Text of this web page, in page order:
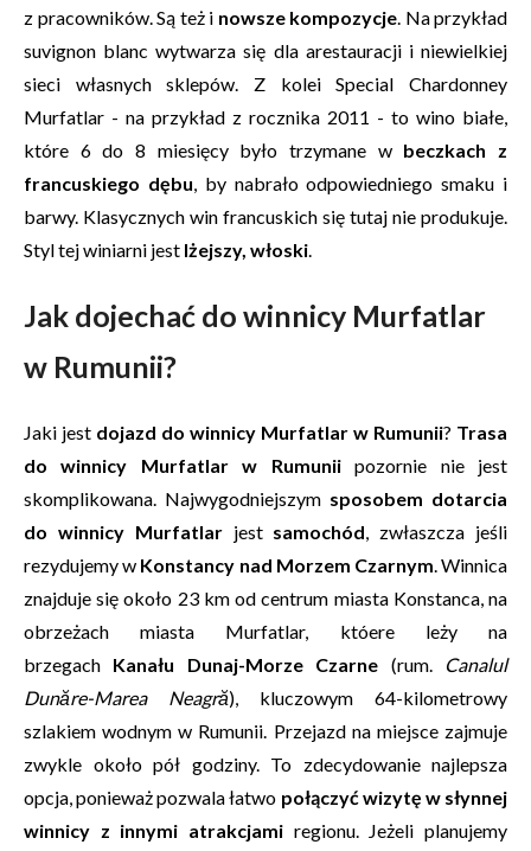
z pracowników. Są też i nowsze kompozycje. Na przykład
suvignon blanc wytwarza się dla arestauracji i niewielkiej
sieci własnych sklepów. Z kolei Special Chardonney
Murfatlar - na przykład z rocznika 2011 - to wino białe,
które 6 do 8 miesięcy było trzymane w beczkach z
francuskiego dębu, by nabrało odpowiedniego smaku i
barwy. Klasycznych win francuskich się tutaj nie produkuje.
Styl tej winiarni jest lżejszy, włoski.
Jak dojechać do winnicy Murfatlar
w Rumunii?
Jaki jest dojazd do winnicy Murfatlar w Rumunii? Trasa
do winnicy Murfatlar w Rumuniipozornie nie jest
skomplikowana. Najwygodniejszym sposobem dotarcia
do winnicy Murfatlarjest samochód, zwłaszcza jeśli
rezydujemy w Konstancy nad Morzem Czarnym. Winnica
znajduje się około 23 km od centrum miasta Konstanca, na
obrzeżach miasta Murfatlar, któere leży na
brzegach Kanału Dunaj-Morze Czarne (rum.
Canalul
Dunăre-Marea Neagră), kluczowym 64-kilometrowy
szlakiem wodnym w Rumunii. Przejazd na miejsce zajmuje
zwykle około pół godziny. To zdecydowanie najlepsza
opcja, ponieważ pozwala łatwo połączyć wizytę w słynnej
winnicy z innymi atrakcjami regionu. Jeżeli planujemy